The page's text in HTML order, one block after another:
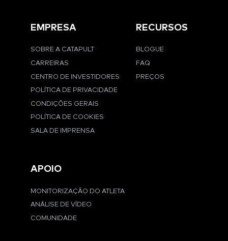
EMPRESA
SOBRE A CATAPULT
CARREIRAS
CENTRO DE INVESTIDORES
POLÍTICA DE PRIVACIDADE
CONDIÇÕES GERAIS
POLÍTICA DE COOKIES
SALA DE IMPRENSA
RECURSOS
BLOGUE
FAQ
PREÇOS
APOIO
MONITORIZAÇÃO DO ATLETA
ANÁLISE DE VÍDEO
COMUNIDADE